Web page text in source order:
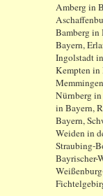
Amberg in
Bamberg in
Bayern,
Ingolstadt
Kempten in
Nürnberg in
in Bayern,
Bayern,
Weiden in
Straubing-
Bayrischer-